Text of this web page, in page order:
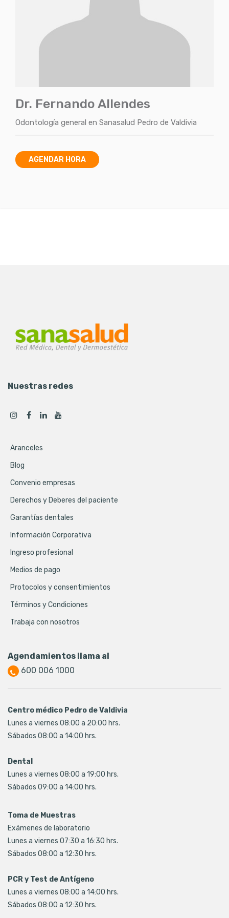
Dr. Fernando Allendes
Odontología general en Sanasalud Pedro de Valdivia
AGENDAR HORA
Nuestras redes
Aranceles
Blog
Convenio empresas
Derechos y Deberes del paciente
Garantías dentales
Información Corporativa
Ingreso profesional
Medios de pago
Protocolos y consentimientos
Términos y Condiciones
Trabaja con nosotros
Agendamientos llama al
600 006 1000
Centro médico Pedro de Valdivia
Lunes a viernes 08:00 a 20:00 hrs.
Sábados 08:00 a 14:00 hrs.
Dental
Lunes a viernes 08:00 a 19:00 hrs.
Sábados 09:00 a 14:00 hrs.
Toma de Muestras
Exámenes de laboratorio
Lunes a viernes 07:30 a 16:30 hrs.
Sábados 08:00 a 12:30 hrs.
PCR y Test de Antígeno
Lunes a viernes 08:00 a 14:00 hrs.
Sábados 08:00 a 12:30 hrs.